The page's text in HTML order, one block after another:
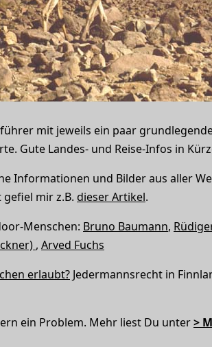
mit jeweils ein paar
Gute Landes- und Reise-Infos in
Informationen und Bilder aus aller
mir z.B. dieser Artikel.
Menschen: Bruno Baumann,
, Arved Fuchs
erlaubt? Jedermannsrecht in
ein Problem. Mehr liest Du unter>